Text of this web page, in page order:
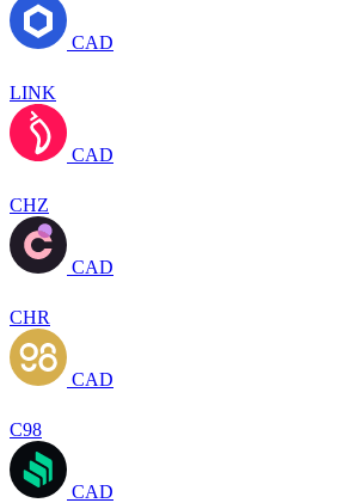
CAD
LINK
CAD
CHZ
CAD
CHR
CAD
C98
CAD